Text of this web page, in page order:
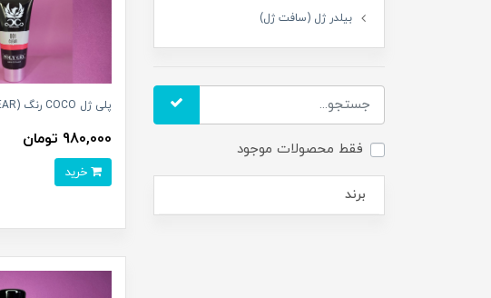
بیلدر ژل (سافت ژل)
فقط محصولات موجود
برند
پلی ژل COCO رنگ (CLEAR) _ ۶0 میل
980,000 تومان